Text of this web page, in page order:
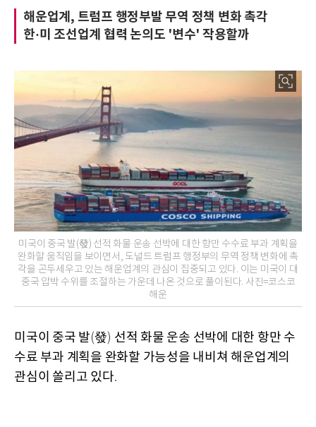
해운업계, 트럼프 행정부발 무역 정책 변화 촉각
한·미 조선업계 협력 논의도 '변수' 작용할까
미국이 중국 발(發) 선적 화물 운송 선박에 대한 항만 수수료 부과 계획을
완화할 움직임을 보이면서, 도널드 트럼프 행정부의 무역 정책 변화에 촉
각을 곤두세우고 있는 해운업계의 관심이 집중되고 있다. 이는 미국이 대
중국 압박 수위를 조절하는 가운데 나온 것으로 풀이된다. 사진=코스코
해운
미국이 중국 발(發) 선적 화물 운송 선박에 대한 항만 수
수료 부과 계획을 완화할 가능성을 내비쳐 해운업계의
관심이 쏠리고 있다.